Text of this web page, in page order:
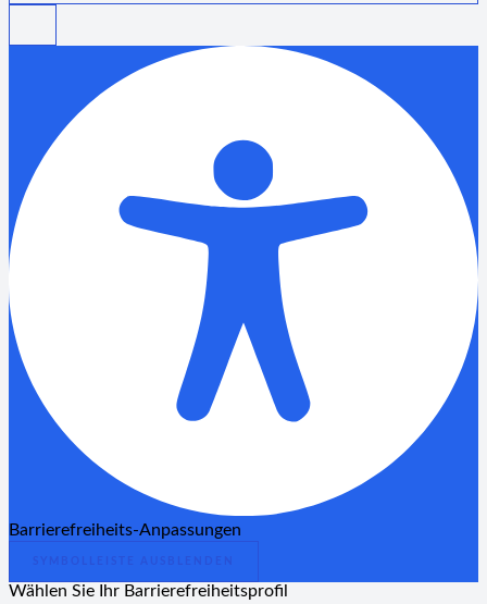
Barrierefreiheits-Anpassungen
Wählen Sie Ihr Barrierefreiheitsprofil